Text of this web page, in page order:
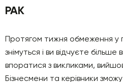
РАК
Протягом тижня обмеження у
знімуться і ви відчуєте
впоратися з викликами,
Бізнесмени та керівники